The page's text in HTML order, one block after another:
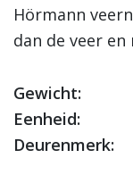
Hörmann
dan de veer
Gewicht:
Eenheid:
Deurenmerk: